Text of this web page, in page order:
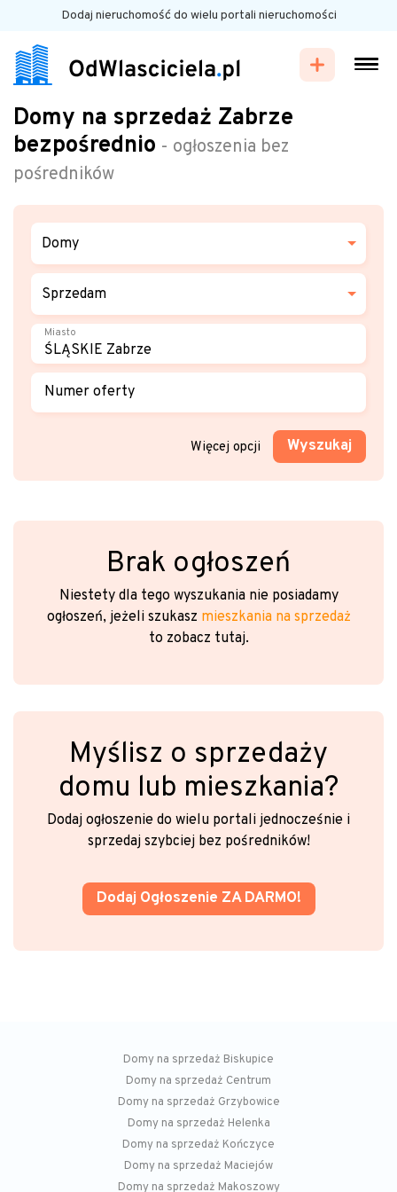
Dodaj nieruchomość do wielu portali nieruchomości
Domy na sprzedaż Zabrze
bezpośrednio - ogłoszenia bez
pośredników
Domy
Sprzedam
Miasto
Numer oferty
Więcej opcji Wyszukaj
Brak ogłoszeń
Niestety dla tego wyszukania nie posiadamy
ogłoszeń, jeżeli szukasz mieszkania na sprzedaż
to zobacz tutaj.
Myślisz o sprzedaży
domu lub mieszkania?
Dodaj ogłoszenie do wielu portali jednocześnie i
sprzedaj szybciej bez pośredników!
Dodaj Ogłoszenie ZA DARMO!
Domy na sprzedaż Biskupice
Domy na sprzedaż Centrum
Domy na sprzedaż Grzybowice
Domy na sprzedaż Helenka
Domy na sprzedaż Kończyce
Domy na sprzedaż Maciejów
Domy na sprzedaż Makoszowy